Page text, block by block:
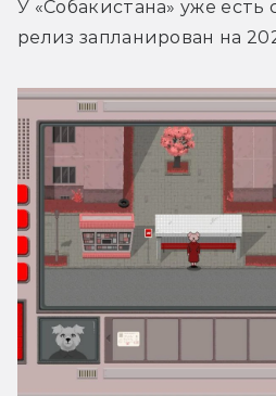
У «Собакистана» уже есть
релиз запланирован на